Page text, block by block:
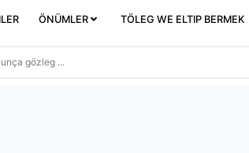
ÖNÜMLER TÖLEG WE ELTIP BERMEK